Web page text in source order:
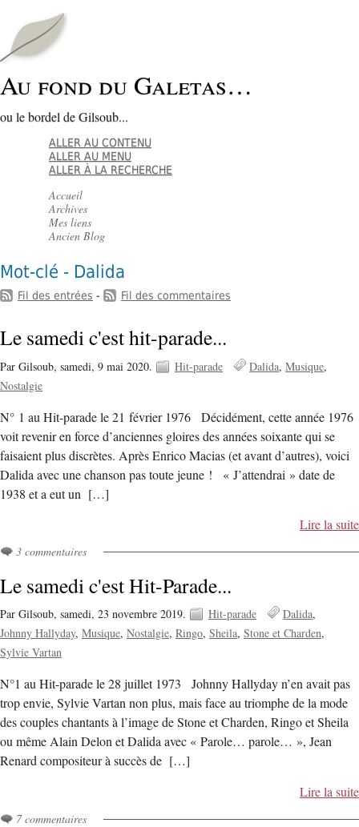
Au fond du Galetas…
ou le bordel de Gilsoub...
ALLER AU CONTENU
ALLER AU MENU
ALLER À LA RECHERCHE
Accueil
Archives
Mes liens
Ancien Blog
Mot-clé - Dalida
Fil des entrées - Fil des commentaires
Le samedi c'est hit-parade...
Par Gilsoub, samedi, 9 mai 2020. Hit-parade Dalida Musique
Nostalgie
N° 1 au Hit-parade le 21 février 1976 Décidément, cette année 1976
voit revenir en force d’anciennes gloires des années soixante qui se
faisaient plus discrètes. Après Enrico Macias (et avant d’autres), voici
Dalida avec une chanson pas toute jeune ! « J’attendrai » date de
1938 et a eut un […]
Lire la suite
3 commentaires
Le samedi c'est Hit-Parade...
Par Gilsoub, samedi, 23 novembre 2019. Hit-parade
Dalida
Johnny Hallyday Musique Nostalgie Ringo Sheila Stone et Charden
Sylvie Vartan
N°1 au Hit-parade le 28 juillet 1973 Johnny Hallyday n’en avait pas
trop envie, Sylvie Vartan non plus, mais face au triomphe de la mode
des couples chantants à l’image de Stone et Charden, Ringo et Sheila
ou même Alain Delon et Dalida avec « Parole… parole… », Jean
Renard compositeur à succès de […]
Lire la suite
7 commentaires